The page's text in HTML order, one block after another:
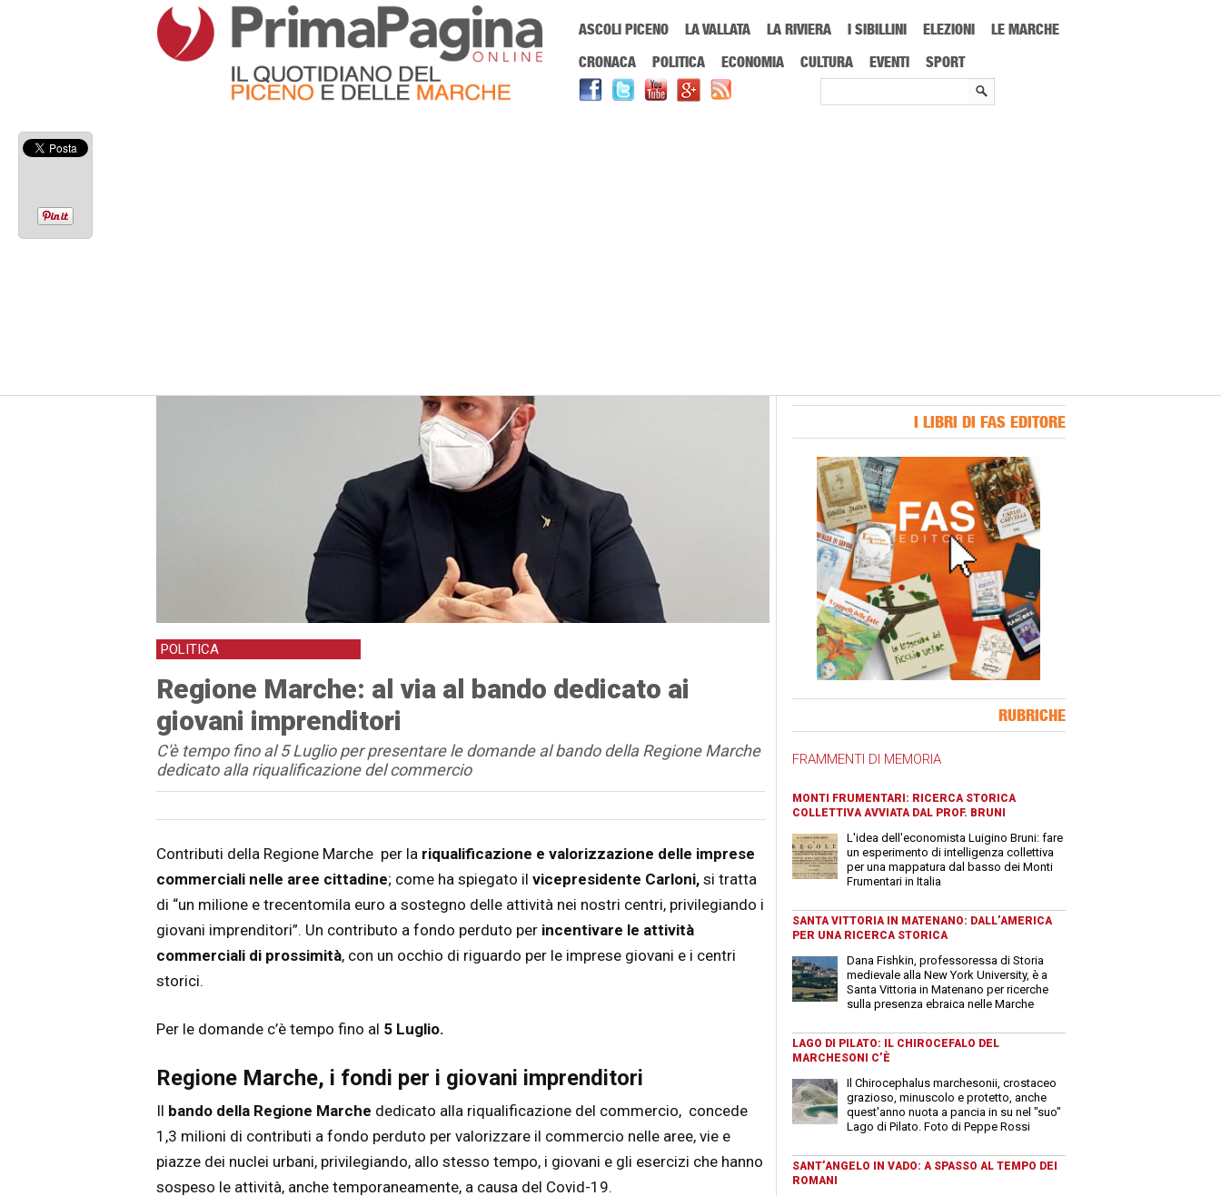
ASCOLI PICENO LA VALLATA LA RIVIERA I SIBILLINI ELEZIONI
LE MARCHE
CRONACA
POLITICA ECONOMIA CULTURA EVENTI SPORT
POLITICA
Regione Marche: al via al bando dedicato ai
giovani imprenditori
C'è tempo fino al 5 Luglio per presentare le domande al bando della Regione Marche
dedicato alla riqualificazione del commercio
Articolo
Testo articolo principale
Contributi della Regione Marche per la riqualificazione e valorizzazione delle imprese
commerciali nelle aree cittadine; come ha spiegato il vicepresidente Carloni,si tratta
di “un milione e trecentomila euro a sostegno delle attività nei nostri centri, privilegiando i
giovani imprenditori”. Un contributo a fondo perduto per incentivare le attività
commerciali di prossimità, con un occhio di riguardo per le imprese giovani e i centri
storici.
Per le domande c’è tempo fino al 5 Luglio.
Regione Marche, i fondi per i giovani imprenditori
Il bando della Regione Marche dedicato alla riqualificazione del commercio, concede
1,3 milioni di contributi a fondo perduto per valorizzare il commercio nelle aree, vie e
piazze dei nuclei urbani, privilegiando, allo stesso tempo, i giovani e gli esercizi che hanno
sospeso le attività, anche temporaneamente, a causa del Covid-19.
I LIBRI DI FAS EDITORE
RUBRICHE
FRAMMENTI DI MEMORIA
MONTI FRUMENTARI: RICERCA STORICA
COLLETTIVA AVVIATA DAL PROF. BRUNI
L'idea dell'economista Luigino Bruni: fare
un esperimento di intelligenza collettiva
per una mappatura dal basso dei Monti
Frumentari in Italia
SANTA VITTORIA IN MATENANO: DALL’AMERICA
PER UNA RICERCA STORICA
Dana Fishkin, professoressa di Storia
medievale alla New York University, è a
Santa Vittoria in Matenano per ricerche
sulla presenza ebraica nelle Marche
LAGO DI PILATO: IL CHIROCEFALO DEL
MARCHESONI C’È
Il Chirocephalus marchesonii, crostaceo
grazioso, minuscolo e protetto, anche
quest'anno nuota a pancia in su nel "suo"
Lago di Pilato. Foto di Peppe Rossi
SANT’ANGELO IN VADO: A SPASSO AL TEMPO DEI
ROMANI